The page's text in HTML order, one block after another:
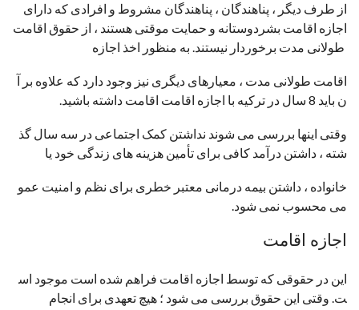
از طرف دیگر ، پناهندگان ، پناهندگان مشروط و افرادی که دارای
اجازه اقامت بشردوستانه و حمایت موقتی هستند ، از حقوق اقامت
طولانی مدت برخوردار نیستند. به منظور اخذ اجازه
اقامت طولانی مدت ، معیارهای دیگری نیز وجود دارد که علاوه بر آ
ن باید 8 سال در ترکیه با اجازه اقامت اقامت داشته باشید.
وقتی اینها بررسی می شوند نداشتن کمک اجتماعی در سه سال گذ
شته ، داشتن درآمد کافی برای تأمین هزینه های زندگی خود یا
خانواده ، داشتن بیمه درمانی معتبر خطری برای نظم و امنیت عمو
می محسوب نمی شود.
اجازه اقامت
این در حقوقی که توسط اجازه اقامت فراهم شده است موجود اس
ت. وقتی این حقوق بررسی می شود ؛ هیچ تعهدی برای انجام